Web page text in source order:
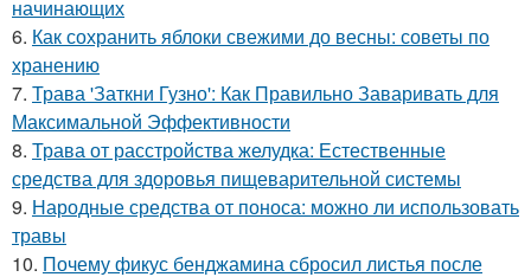
начинающих
6. Как сохранить яблоки свежими до весны: советы по
хранению
7. Трава 'Заткни Гузно': Как Правильно Заваривать для
Максимальной Эффективности
8. Трава от расстройства желудка: Естественные
средства для здоровья пищеварительной системы
9. Народные средства от поноса: можно ли использовать
травы
10. Почему фикус бенджамина сбросил листья после